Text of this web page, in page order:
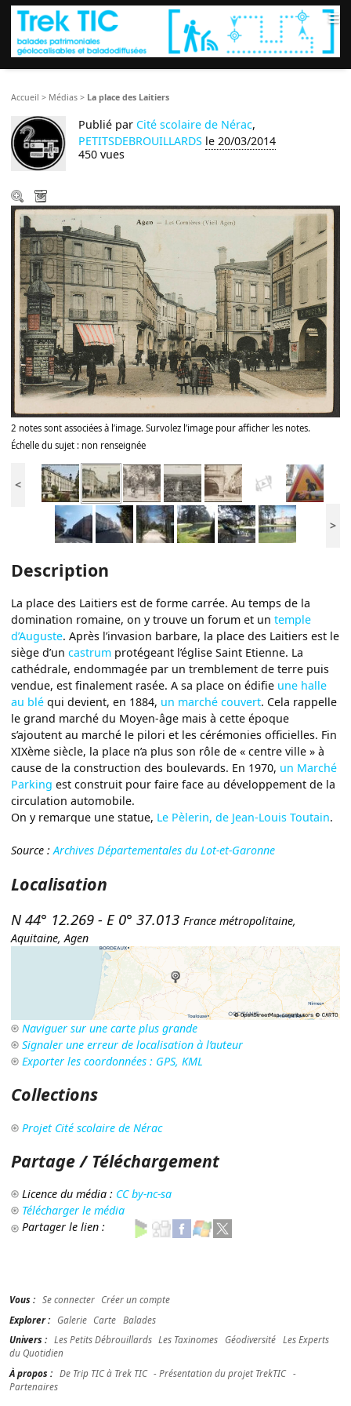
≡
Accueil > Médias > La place des Laitiers
Publié par Cité scolaire de Nérac,
PETITSDEBROUILLARDS le 20/03/2014
450 vues
2 notes sont associées à l’image. Survolez l’image pour afficher les notes.
Échelle du sujet : non renseignée
<
>
Description
La place des Laitiers est de forme carrée. Au temps de la
domination romaine, on y trouve un forum et untemple
d’Auguste. Après l’invasion barbare, la place des Laitiers est le
siège d’uncastrum protégeant l’église Saint Etienne. La
cathédrale, endommagée par un tremblement de terre puis
vendue, est finalement rasée. A sa place on édifie une halle
au blé qui devient, en 1884, un marché couvert. Cela rappelle
le grand marché du Moyen-âge mais à cette époque
s’ajoutent au marché le pilori et les cérémonies officielles. Fin
XIXème siècle, la place n’a plus son rôle de « centre ville » à
cause de la construction des boulevards. En 1970, un Marché
Parking est construit pour faire face au développement de la
circulation automobile.
On y remarque une statue, Le Pèlerin, de Jean-Louis Toutain.
Source :Archives Départementales du Lot-et-Garonne
Localisation
N 44° 12.269 -E 0° 37.013 France métropolitaine,
Aquitaine,Agen
Naviguer sur une carte plus grande
Signaler une erreur de localisation à l’auteur
Exporter les coordonnées : GPS, KML
Collections
Projet Cité scolaire de Nérac
Partage / Téléchargement
Licence du média : CC by-nc-sa
Télécharger le média
Partager le lien :
Vous : Se connecter Créer un compte
Explorer : Galerie Carte Balades
Univers : Les Petits Débrouillards Les Taxinomes Géodiversité Les Experts
du Quotidien
À propos : De Trip TIC à Trek TIC - Présentation du projet TrekTIC -
Partenaires